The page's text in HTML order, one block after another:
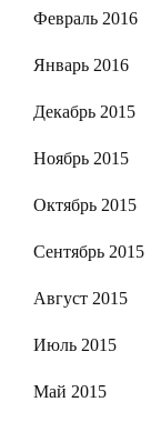
Февраль 2016
Январь 2016
Декабрь 2015
Ноябрь 2015
Октябрь 2015
Сентябрь 2015
Август 2015
Июль 2015
Май 2015